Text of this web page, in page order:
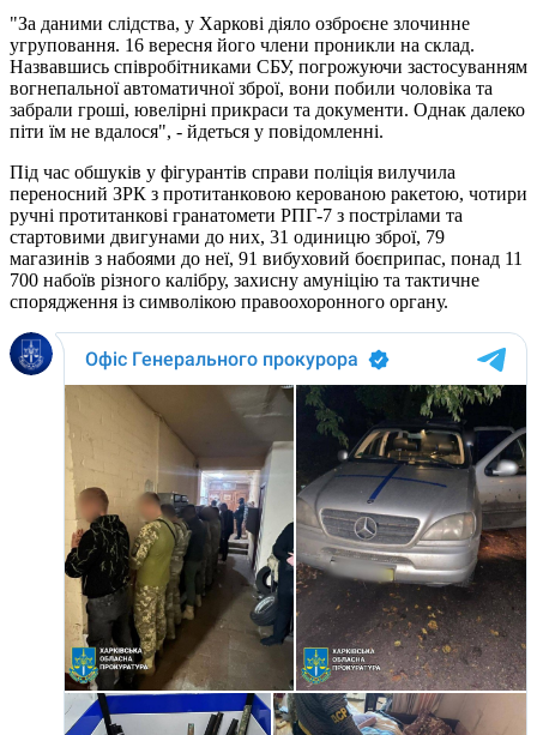
"За даними слідства, у Харкові діяло озброєне злочинне
угруповання. 16 вересня його члени проникли на склад.
Назвавшись співробітниками СБУ, погрожуючи застосуванням
вогнепальної автоматичної зброї, вони побили чоловіка та
забрали гроші, ювелірні прикраси та документи. Однак далеко
піти їм не вдалося", - йдеться у повідомленні.
Під час обшуків у фігурантів справи поліція вилучила
переносний ЗРК з протитанковою керованою ракетою, чотири
ручні протитанкові гранатомети РПГ-7 з пострілами та
стартовими двигунами до них, 31 одиницю зброї, 79
магазинів з набоями до неї, 91 вибуховий боєприпас, понад 11
700 набоїв різного калібру, захисну амуніцію та тактичне
спорядження із символікою правоохоронного органу.